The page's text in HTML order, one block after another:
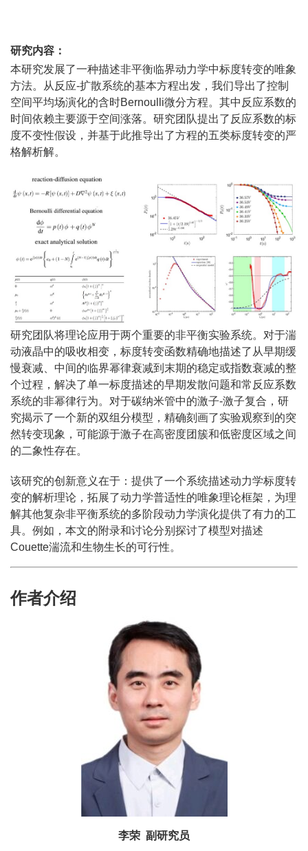
研究内容：
本研究发展了一种描述非平衡临界动力学中标度转变的唯象
方法。从反应-扩散系统的基本方程出发，我们导出了控制
空间平均场演化的含时Bernoulli微分方程。其中反应系数的
时间依赖主要源于空间涨落。研究团队提出了反应系数的标
度不变性假设，并基于此推导出了方程的五类标度转变的严
格解析解。
研究团队将理论应用于两个重要的非平衡实验系统。对于湍
动液晶中的吸收相变，标度转变函数精确地描述了从早期缓
慢衰减、中间的临界幂律衰减到末期的稳定或指数衰减的整
个过程，解决了单一标度描述的早期发散问题和常反应系数
系统的非幂律行为。对于碳纳米管中的激子-激子复合，研
究揭示了一个新的双组分模型，精确刻画了实验观察到的突
然转变现象，可能源于激子在高密度团簇和低密度区域之间
的二象性存在。
该研究的创新意义在于：提供了一个系统描述动力学标度转
变的解析理论，拓展了动力学普适性的唯象理论框架，为理
解其他复杂非平衡系统的多阶段动力学演化提供了有力的工
具。例如，本文的附录和讨论分别探讨了模型对描述
Couette湍流和生物生长的可行性。
作者介绍
李荣 副研究员